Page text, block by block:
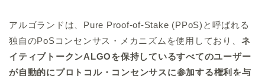
アルゴランドは、Pure Proof-of-Stake (PPoS)と呼ばれる
独自のPoSコンセンサス・メカニズムを使用しており、 ネ
イティブトークンALGOを保持しているすべてのユーザー
が自動的にプロトコル・コンセンサスに参加する権利を与